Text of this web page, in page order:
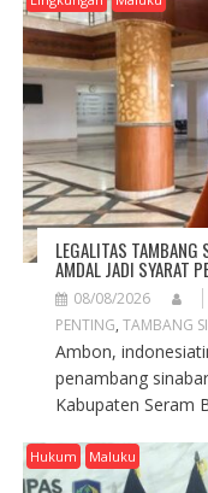
LEGALITAS
AMDAL JADI SYARAT
08/08/2026
PENTING, TAMBANG
Ambon,
penambang
Kabupaten Seram
Hukum Maluku